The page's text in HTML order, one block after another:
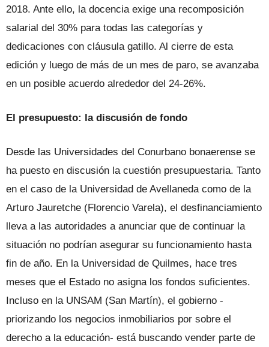
2018. Ante ello, la docencia exige una recomposición
salarial del 30% para todas las categorías y
dedicaciones con cláusula gatillo. Al cierre de esta
edición y luego de más de un mes de paro, se avanzaba
en un posible acuerdo alrededor del 24-26%.
El presupuesto: la discusión de fondo
Desde las Universidades del Conurbano bonaerense se
ha puesto en discusión la cuestión presupuestaria. Tanto
en el caso de la Universidad de Avellaneda como de la
Arturo Jauretche (Florencio Varela), el desfinanciamiento
lleva a las autoridades a anunciar que de continuar la
situación no podrían asegurar su funcionamiento hasta
fin de año. En la Universidad de Quilmes, hace tres
meses que el Estado no asigna los fondos suficientes.
Incluso en la UNSAM (San Martín), el gobierno -
priorizando los negocios inmobiliarios por sobre el
derecho a la educación- está buscando vender parte de